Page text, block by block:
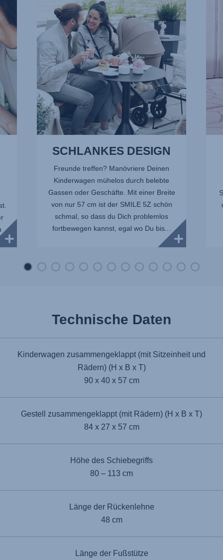
13
SCHLANKES DESIGN
Freunde treffen? Manövriere Deinen
Kinderwagen mühelos durch belebte
Gassen oder Geschäfte. Mit einer Breite
von nur 57 cm ist der SMILE 5Z schön
schmal, so dass du Dich problemlos
fortbewegen kannst, egal wo Du bis...
Technische Daten
Kinderwagen zusammengeklappt (mit Sitzeinheit und
Rädern) (H x B x T)
90 x 40 x 57 cm
Gestell zusammengeklappt (mit Rädern) (H x B x T)
84 x 27 x 57 cm
Höhe des Schiebegriffs
80 – 113 cm
Länge der Rückenlehne
48 cm
Länge der Fußstütze